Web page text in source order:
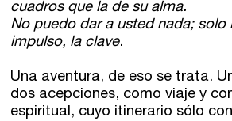
Directorios
Contacto
Escríbenos
cuadros que la de su alma.
No puedo dar a usted nada; solo
impulso, la clave.
Una aventura, de eso se trata.
dos acepciones, como viaje y
espiritual, cuyo itinerario sólo